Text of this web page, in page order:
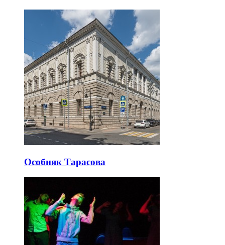
Особняк Тарасова